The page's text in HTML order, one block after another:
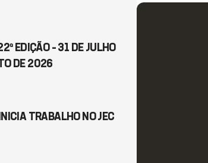
EDIÇÃO – 31 DE JULHO
DE 2026
TRABALHO NO JEC